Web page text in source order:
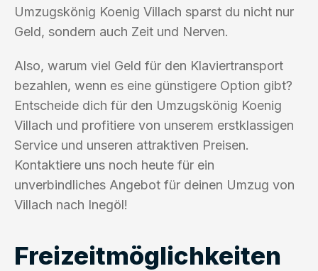
Umzugskönig Koenig Villach sparst du nicht nur
Geld, sondern auch Zeit und Nerven.
Also, warum viel Geld für den Klaviertransport
bezahlen, wenn es eine günstigere Option gibt?
Entscheide dich für den Umzugskönig Koenig
Villach und profitiere von unserem erstklassigen
Service und unseren attraktiven Preisen.
Kontaktiere uns noch heute für ein
unverbindliches Angebot für deinen Umzug von
Villach nach Inegöl!
Freizeitmöglichkeiten